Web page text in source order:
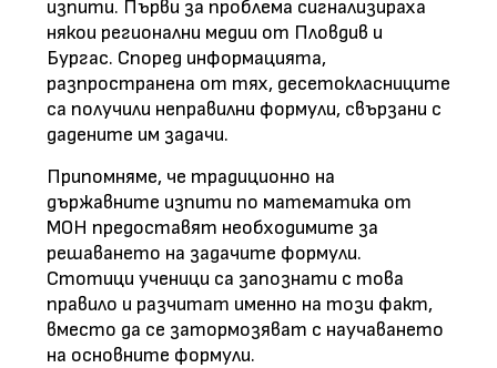
изпити. Първи за проблема сигнализираха
някои регионални медии от Пловдив и
Бургас. Според информацията,
разпространена от тях, десетокласниците
са получили неправилни формули, свързани с
дадените им задачи.
Припомняме, че традиционно на
държавните изпити по математика от
МОН предоставят необходимите за
решаването на задачите формули.
Стотици ученици са запознати с това
правило и разчитат именно на този факт,
вместо да се затормозяват с научаването
на основните формули.